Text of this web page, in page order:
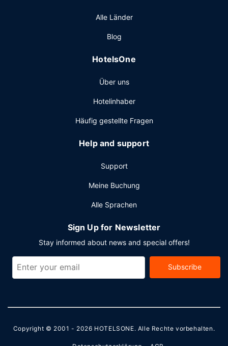
Alle Länder
Blog
HotelsOne
Über uns
Hotelinhaber
Häufig gestellte Fragen
Help and support
Support
Meine Buchung
Alle Sprachen
Sign Up for Newsletter
Stay informed about news and special offers!
Subscribe
Copyright © 2001 - 2026 HOTELSONE. Alle Rechte vorbehalten.